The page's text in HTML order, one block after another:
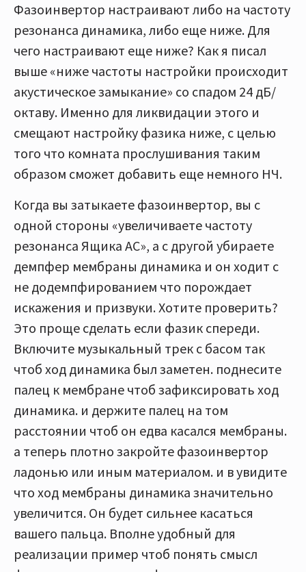
Фазоинвертор настраивают либо на частоту
резонанса динамика, либо еще ниже. Для
чего настраивают еще ниже? Как я писал
выше «ниже частоты настройки происходит
акустическое замыкание» со спадом 24 дБ/
октаву. Именно для ликвидации этого и
смещают настройку фазика ниже, с целью
того что комната прослушивания таким
образом сможет добавить еще немного НЧ.
Когда вы затыкаете фазоинвертор, вы с
одной стороны «увеличиваете частоту
резонанса Ящика АС», а с другой убираете
демпфер мембраны динамика и он ходит с
не додемпфированием что порождает
искажения и призвуки. Хотите проверить?
Это проще сделать если фазик спереди.
Включите музыкальный трек с басом так
чтоб ход динамика был заметен. поднесите
палец к мембране чтоб зафиксировать ход
динамика. и держите палец на том
расстоянии чтоб он едва касался мембраны.
а теперь плотно закройте фазоинвертор
ладонью или иным материалом. и в увидите
что ход мембраны динамика значительно
увеличится. Он будет сильнее касаться
вашего пальца. Вполне удобный для
реализации пример чтоб понять смысл